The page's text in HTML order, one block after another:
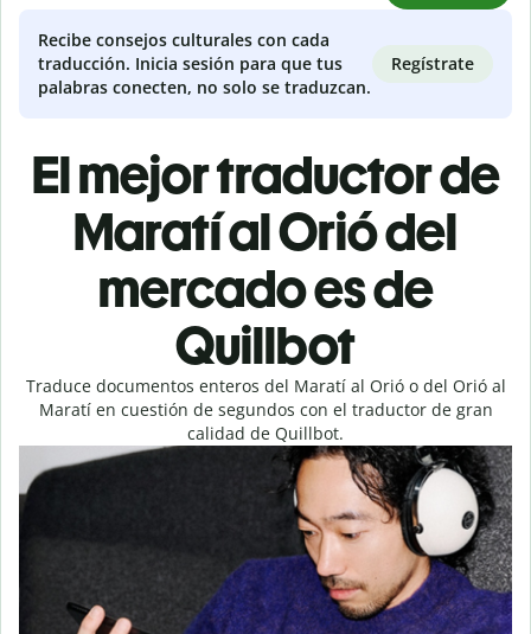
Recibe consejos culturales con cada
traducción. Inicia sesión para que tus
palabras conecten, no solo se traduzcan.
Regístrate
El mejor traductor de
Maratí al Orió del
mercado es de
Quillbot
Traduce documentos enteros del Maratí al Orió o del Orió al
Maratí en cuestión de segundos con el traductor de gran
calidad de Quillbot.